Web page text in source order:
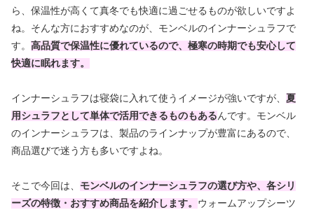
ら、保温性が高くて真冬でも快適に過ごせるものが欲しいですよ
ね。そんな方におすすめなのが、モンベルのインナーシュラフで
す。 高品質で保温性に優れているので、極寒の時期でも安心して
快適に眠れます。
インナーシュラフは寝袋に入れて使うイメージが強いですが、 夏
用シュラフとして単体で活用できるものもあるんです。モンベル
のインナーシュラフは、製品のラインナップが豊富にあるので、
商品選びで迷う方も多いですよね。
そこで今回は、 モンベルのインナーシュラフの選び方や、各シリ
ーズの特徴・おすすめ商品を紹介します。 ウォームアップシーツ